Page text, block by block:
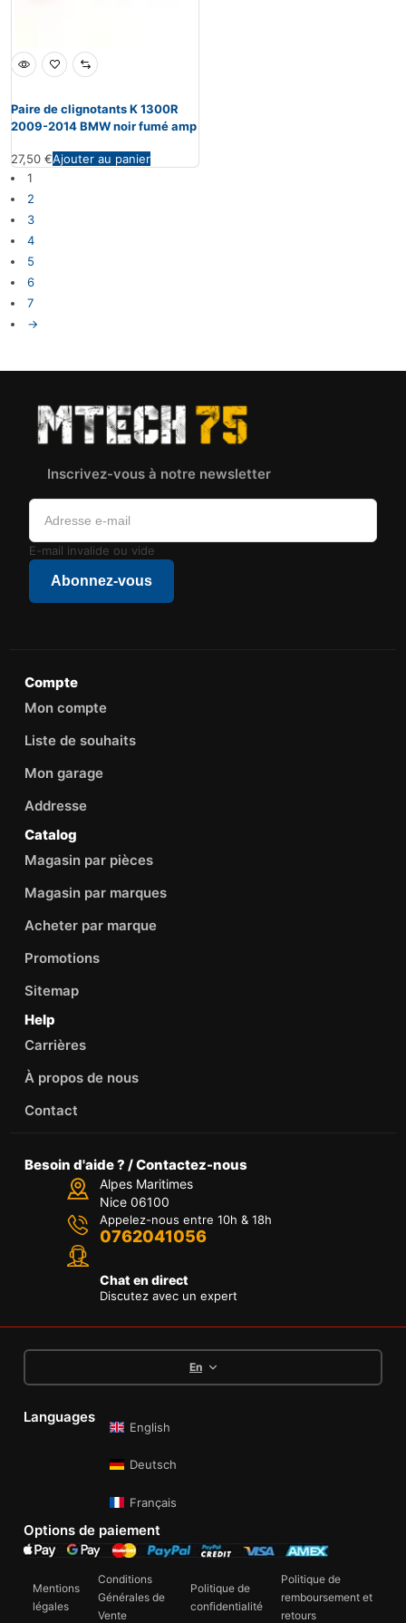
Paire de clignotants K 1300R
2009-2014 BMW noir fumé amp
27,50 €Ajouter au panier
1
2
3
4
5
6
7
→
Inscrivez-vous à notre newsletter
E-mail invalide ou vide
Abonnez-vous
Compte
Mon compte
Liste de souhaits
Mon garage
Addresse
Catalog
Magasin par pièces
Magasin par marques
Acheter par marque
Promotions
Sitemap
Help
Carrières
À propos de nous
Contact
Besoin d'aide ? / Contactez-nous
Alpes Maritimes
Nice 06100
Appelez-nous entre 10h & 18h
0762041056
Chat en direct
Discutez avec un expert
En
Languages
English
Deutsch
Français
Options de paiement
Mentions
légales
Conditions
Générales de
Vente
Politique de
confidentialité
Politique de
remboursement et
retours